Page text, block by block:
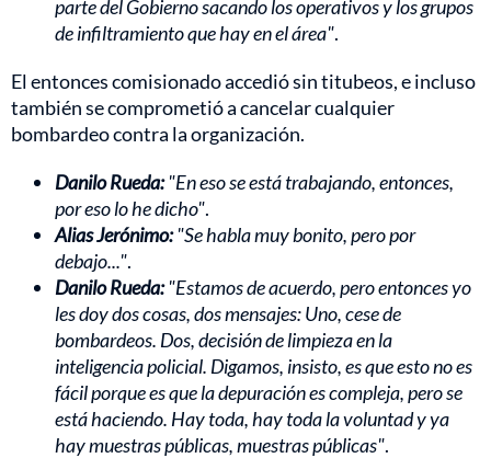
parte del Gobierno sacando los operativos y los grupos
de infiltramiento que hay en el área".
El entonces comisionado accedió sin titubeos, e incluso
también se comprometió a cancelar cualquier
bombardeo contra la organización.
Danilo Rueda: "En eso se está trabajando, entonces,
por eso lo he dicho".
Alias Jerónimo: "Se habla muy bonito, pero por
debajo...".
Danilo Rueda: "Estamos de acuerdo, pero entonces yo
les doy dos cosas, dos mensajes: Uno, cese de
bombardeos. Dos, decisión de limpieza en la
inteligencia policial. Digamos, insisto, es que esto no es
fácil porque es que la depuración es compleja, pero se
está haciendo. Hay toda, hay toda la voluntad y ya
hay muestras públicas, muestras públicas".